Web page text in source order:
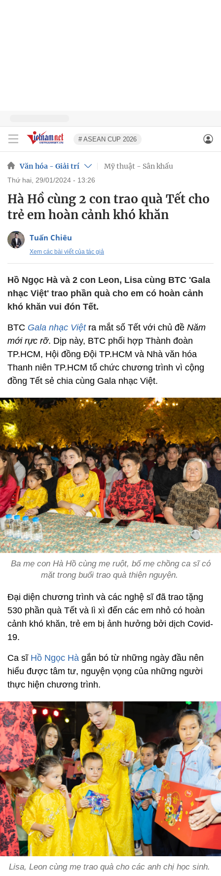
# ASEAN CUP 2026
Văn hóa - Giải trí Mỹ thuật - Sân khấu
thứ hai, 29/01/2024 - 13:26
Hà Hồ cùng 2 con trao quà Tết cho
trẻ em hoàn cảnh khó khăn
Tuấn Chiêu
Xem các bài viết của tác giả
Hồ Ngọc Hà và 2 con Leon, Lisa cùng BTC 'Gala
nhạc Việt' trao phần quà cho em có hoàn cảnh
khó khăn vui đón Tết.
BTC Gala nhạc Việtra mắt số Tết với chủ đề Năm
mới rực rỡ. Dịp này, BTC phối hợp Thành đoàn
TP.HCM, Hội đồng Đội TP.HCM và Nhà văn hóa
Thanh niên TP.HCM tổ chức chương trình vì cộng
đồng Tết sẻ chia cùng Gala nhạc Việt.
Ba mẹ con Hà Hồ cùng mẹ ruột, bố mẹ chồng ca sĩ có
mặt trong buổi trao quà thiện nguyện.
Đại diện chương trình và các nghệ sĩ đã trao tặng
530 phần quà Tết và lì xì đến các em nhỏ có hoàn
cảnh khó khăn, trẻ em bị ảnh hưởng bởi dịch Covid-
19.
Ca sĩ Hồ Ngọc Hà gắn bó từ những ngày đầu nên
hiểu được tâm tư, nguyện vọng của những người
thực hiện chương trình.
Lisa, Leon cùng mẹ trao quà cho các anh chị học sinh.